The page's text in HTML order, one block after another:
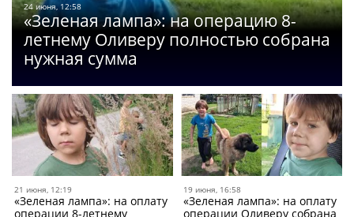
24 июня, 12:58
«Зеленая лампа»: на операцию 8-
летнему Оливеру полностью собрана
нужная сумма
21 июня, 12:19
«Зеленая лампа»: на оплату
операции 8-летнему
19 июня, 16:58
«Зеленая лампа»: на оплату
операции Оливеру собрана